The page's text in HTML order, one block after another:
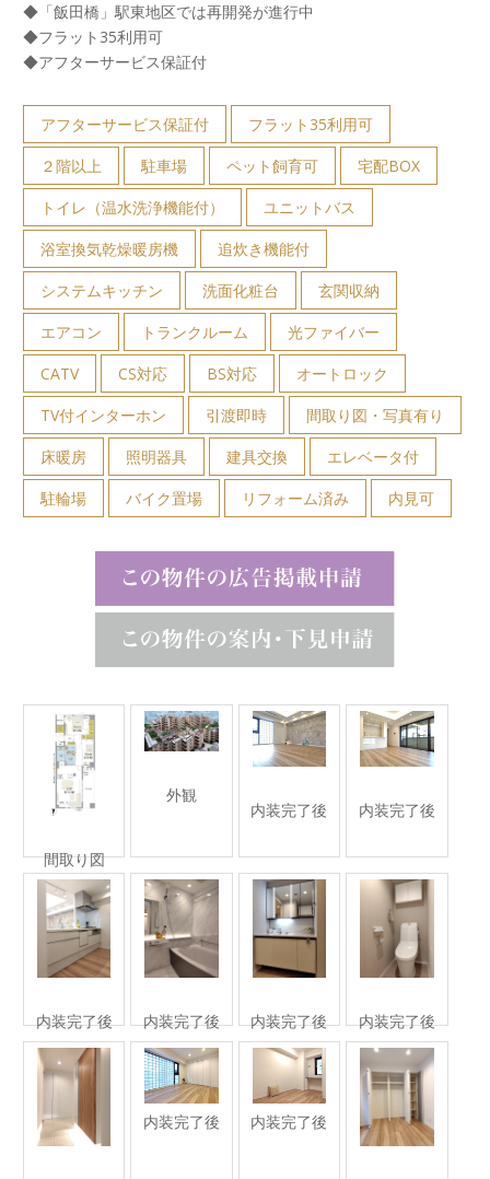
◆「飯田橋」駅東地区では再開発が進行中
◆フラット35利用可
◆アフターサービス保証付
アフターサービス保証付
フラット35利用可
２階以上
駐車場 ペット飼育可
宅配BOX
トイレ（温水洗浄機能付）
ユニットバス
浴室換気乾燥暖房機
追炊き機能付
システムキッチン
洗面化粧台
玄関収納
エアコン
トランクルーム
光ファイバー
CATV
CS対応 BS対応
オートロック
TV付インターホン
引渡即時
間取り図・写真有り
床暖房
照明器具 建具交換
エレベータ付
駐輪場
バイク置場 リフォーム済み 内見可
間取り図
外観
内装完了後 内装完了後
内装完了後 内装完了後 内装完了後 内装完了後
内装完了後 内装完了後